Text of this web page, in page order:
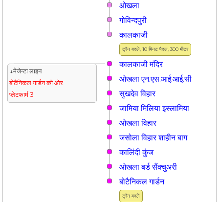
ओखला
गोविन्दपुरी
ट्रैन बदलें, 10 मिनट पैदल, 300 मीटर
कालकाजी
कालकाजी मंदिर
↓मेजेन्टा लाइन
बोटैनिकल गार्डन की ओर
प्लेटफार्म 3
ओखला एन.एस.आई.आई.सी
सुखदेव विहार
जामिया मिलिया इस्लामिया
ओखला विहार
जसोला विहार शाहीन बाग
कालिंदी कुंज
ओखला बर्ड सैंक्चुअरी
ट्रैन बदलें
बोटैनिकल गार्डन